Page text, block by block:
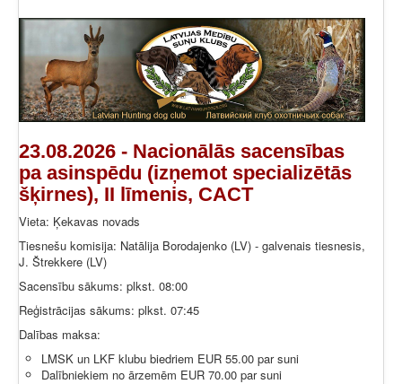
23.08.2026 - Nacionālās sacensības
pa asinspēdu (izņemot specializētās
šķirnes), II līmenis, CACT
Vieta: Ķekavas novads
Tiesnešu komisija: Natālija Borodajenko (LV) - galvenais tiesnesis,
J. Štrekkere (LV)
Sacensību sākums: plkst. 08:00
Reģistrācijas sākums: plkst. 07:45
Dalības maksa:
LMSK un LKF klubu biedriem EUR 55.00 par suni
Dalībniekiem no ārzemēm EUR 70.00 par suni